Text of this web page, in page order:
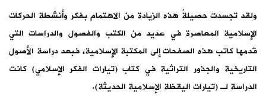
ولقد تجسدت حصيلةُ هذه الزيادة من الاهتمام بفكر وأنشطة الحركات
الإسلامية المعاصرة في عديد من الكتب والفصول والدراسات التي
قدمها كاتب هذه الصفحات إلى المكتبة الإسلامية، فبعد دراسة الأصول
التاريخية والجذور التراثية في كتاب (تيارات الفكر الإسلامي) كانت
الدراسة لـ (تيارات اليقظة الإسلامية الحديثة).